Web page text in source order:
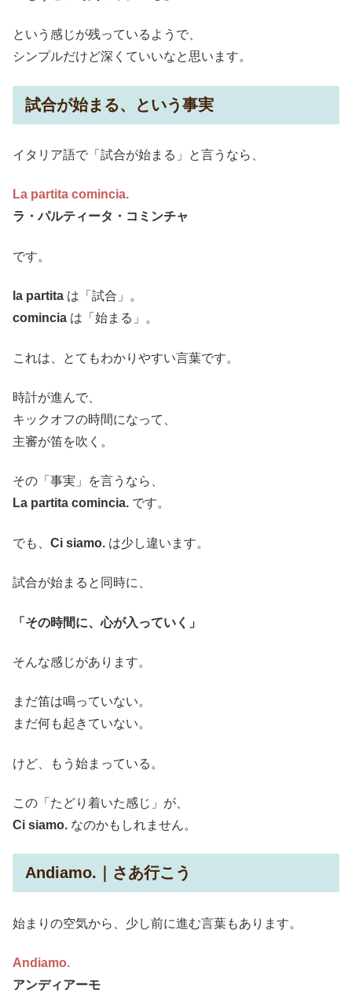
という感じが残っているようで、
シンプルだけど深くていいなと思います。
試合が始まる、という事実
イタリア語で「試合が始まる」と言うなら、
La partita comincia.
ラ・パルティータ・コミンチャ
です。
la partita は「試合」。
comincia は「始まる」。
これは、とてもわかりやすい言葉です。
時計が進んで、
キックオフの時間になって、
主審が笛を吹く。
その「事実」を言うなら、
La partita comincia. です。
でも、 Ci siamo. は少し違います。
試合が始まると同時に、
「その時間に、心が入っていく」
そんな感じがあります。
まだ笛は鳴っていない。
まだ何も起きていない。
けど、もう始まっている。
この「たどり着いた感じ」が、
Ci siamo. なのかもしれません。
Andiamo.｜さあ行こう
始まりの空気から、少し前に進む言葉もあります。
Andiamo.
アンディアーモ